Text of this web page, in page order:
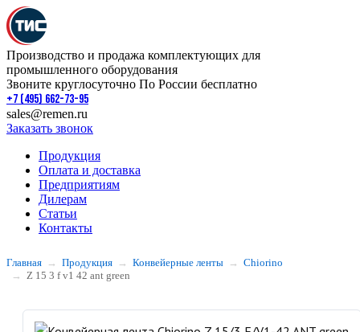
Производство и продажа комплектующих для
промышленного оборудования
Звоните круглосуточно По России бесплатно
+7 (495) 662-73-95
sales@remen.ru
Заказать звонок
Продукция
Оплата и доставка
Предприятиям
Дилерам
Статьи
Контакты
Главная Продукция Конвейерные ленты
Chiorino
Z 15 3 f v1 42 ant green